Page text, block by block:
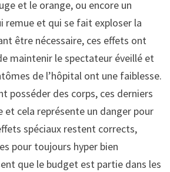
et le orange, ou encore un
remue et qui se fait exploser la
être nécessaire, ces effets ont
maintenir le spectateur éveillé et
de l’hôpital ont une faiblesse.
posséder des corps, ces derniers
et cela représente un danger pour
spéciaux restent corrects,
pour toujours hyper bien
que le budget est partie dans les